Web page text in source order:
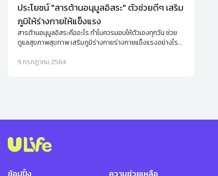
ประโยชน์ "สารต้านอนุมูลอิสระ" ตัวช่วยดีๆ เสริม
ภูมิให้ร่างกายให้แข็งแรง
สารต้านอนุมูลอิสระคืออะไร ทำไมควรมอบให้ตัวเองทุกวัน ช่วย
ดูแลสุขภาพสุขภาพ เสริมภูมิร่างกายร่างกายแข็งแรงอย่างไร
9 กรกฎาคม 2564
ช้อปปิ้ง ความช่วยเหลือ